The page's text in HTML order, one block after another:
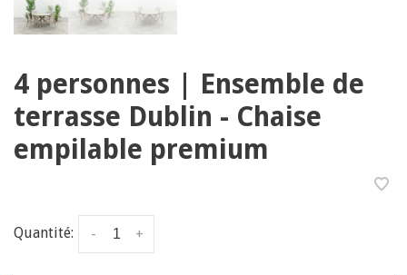
4 personnes | Ensemble de
terrasse Dublin - Chaise
empilable premium
Quantité: +
-